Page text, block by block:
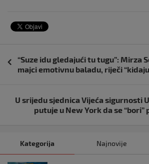
objava
“Suze idu gledajući tu tugu”: Mirza
majci emotivnu baladu, riječi
U srijedu sjednica Vijeća sigurnosti
putuje u New York da se
Kategorija Najnovije